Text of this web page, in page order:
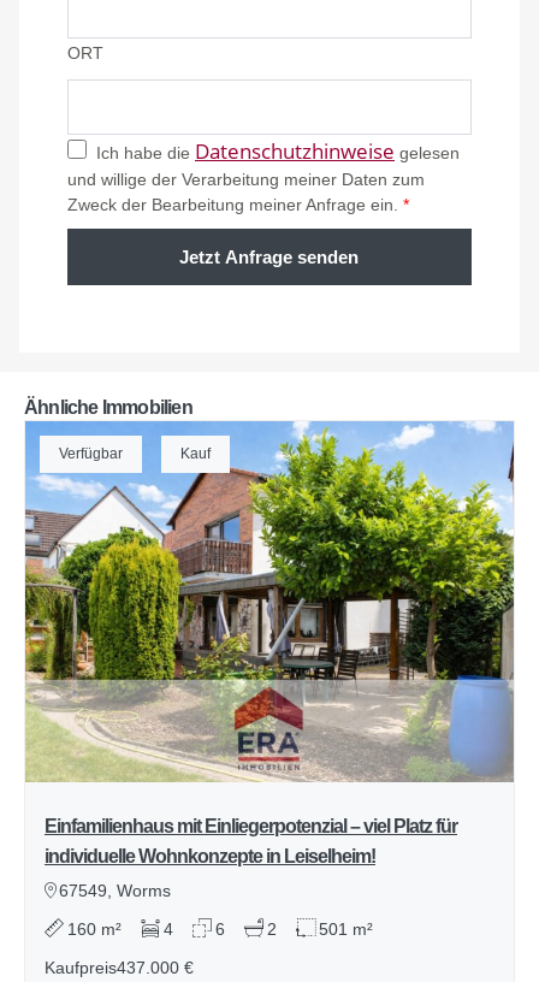
ORT
Ich habe die Datenschutzhinweise gelesen
und willige der Verarbeitung meiner Daten zum
Zweck der Bearbeitung meiner Anfrage ein. *
Jetzt Anfrage senden
Ähnliche Immobilien
Verfügbar Kauf
Einfamilienhaus mit Einliegerpotenzial – viel Platz für
individuelle Wohnkonzepte in Leiselheim!
67549, Worms
160 m² 4 6 2
501 m²
Kaufpreis437.000 €